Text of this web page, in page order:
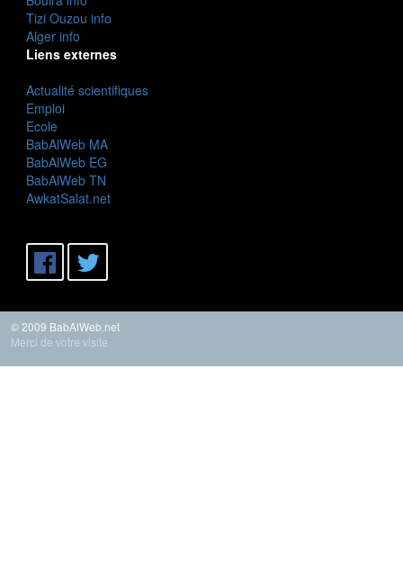
Tizi Ouzou info
Alger info
Liens externes
Actualité scientifiques
Emploi
Ecole
BabAlWeb MA
BabAlWeb EG
BabAlWeb TN
AwkatSalat.net
© 2009 BabAlWeb.net
Merci de votre visite